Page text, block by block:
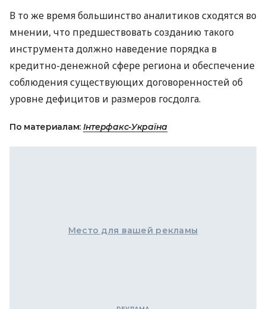
В то же время большинство аналитиков сходятся во
мнении, что предшествовать созданию такого
инструмента должно наведение порядка в
кредитно-денежной сфере региона и обеспечение
соблюдения существующих договоренностей об
уровне дефицитов и размеров госдолга.
По материалам: Інтерфакс-Україна
Место для вашей рекламы